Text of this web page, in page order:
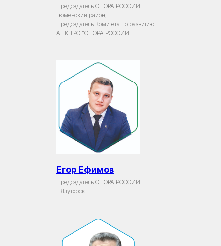
Председатель ОПОРА РОССИИ
Тюменский район,
Председатель Комитета по развитию
АПК ТРО "ОПОРА РОССИИ"
Егор Ефимов
Председатель ОПОРА РОССИИ
г.Ялуторск